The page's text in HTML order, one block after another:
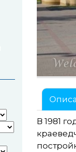
В 1981